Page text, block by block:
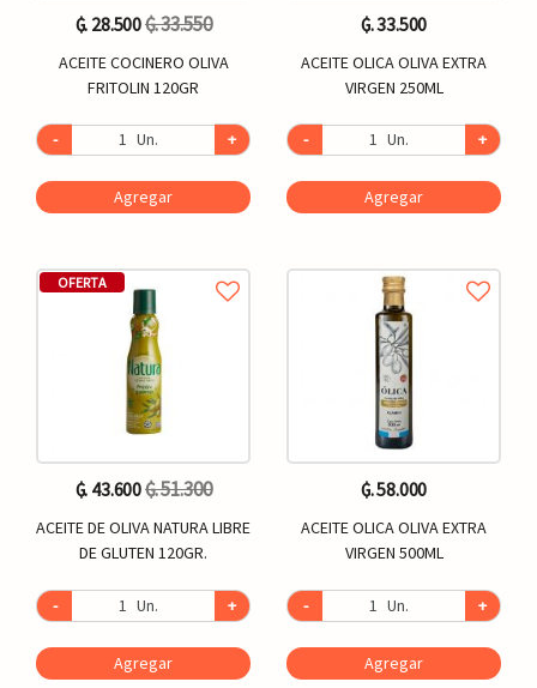
₲. 28.500₲. 33.550
ACEITE COCINERO OLIVA
FRITOLIN 120GR
- Un. +
Agregar
OFERTA
₲. 43.600₲. 51.300
ACEITE DE OLIVA NATURA LIBRE
DE GLUTEN 120GR.
- Un. +
Agregar
₲. 33.500
ACEITE OLICA OLIVA EXTRA
VIRGEN 250ML
- Un. +
Agregar
₲. 58.000
ACEITE OLICA OLIVA EXTRA
VIRGEN 500ML
- Un. +
Agregar